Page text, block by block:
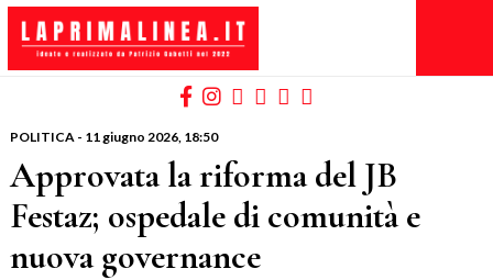
POLITICA- 11 giugno 2026, 18:50
Approvata la riforma del JB
Festaz; ospedale di comunità e
nuova governance